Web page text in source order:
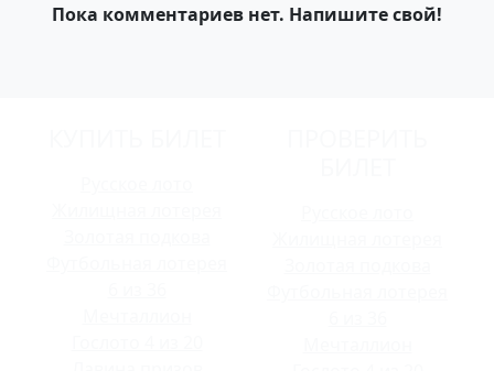
Пока комментариев нет. Напишите свой!